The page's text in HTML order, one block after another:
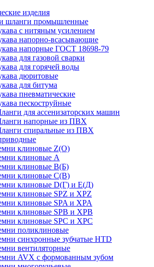
изделия
шланги промышленные
с нитяным усилением
напорно-всасывающие
напорные ГОСТ 18698-79
для газовой сварки
для горячей воды
дюритовые
для битума
пневматические
пескоструйные
для ассенизаторских машин
напорные из ПВХ
спиральные из ПВХ
клиновые Z(О)
клиновые А
клиновые В(Б)
клиновые С(В)
клиновые D(Г) и Е(Д)
клиновые SPZ и XPZ
клиновые SPA и XPA
клиновые SPB и XPB
клиновые SPC и XPC
поликлиновые
синхронные зубчатые HTD
вентиляторные
AVX с формованным зубом